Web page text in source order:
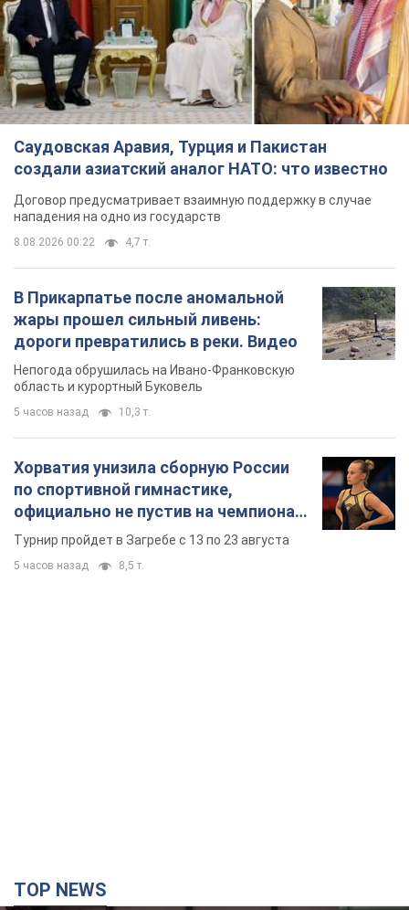
Саудовская Аравия, Турция и Пакистан
создали азиатский аналог НАТО: что известно
Договор предусматривает взаимную поддержку в случае
нападения на одно из государств
8.08.2026 00:22 4,7 т.
В Прикарпатье после аномальной
жары прошел сильный ливень:
дороги превратились в реки. Видео
Непогода обрушилась на Ивано-Франковскую
область и курортный Буковель
5 часов назад 10,3 т.
Хорватия унизила сборную России
по спортивной гимнастике,
официально не пустив на чемпионат
Европы основных спортсменов
Турнир пройдет в Загребе с 13 по 23 августа
5 часов назад 8,5 т.
TOP NEWS